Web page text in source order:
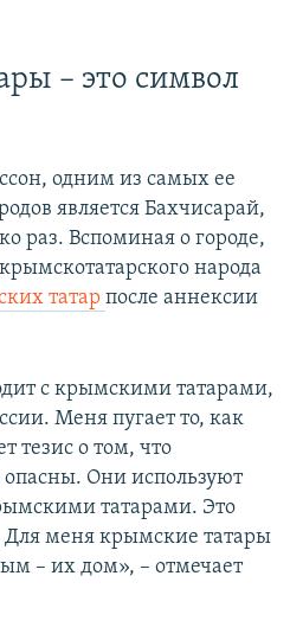
– это символ
одним из самых ее
является Бахчисарай,
раз. Вспоминая о городе,
народа
татар после аннексии
с крымскими татарами,
Меня пугает то, как
тезис о том, что
Они используют
татарами. Это
Для меня крымские татары
– их дом», – отмечает